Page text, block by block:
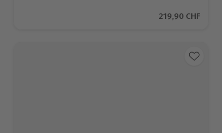
Aktueller Preis
219,90 CHF